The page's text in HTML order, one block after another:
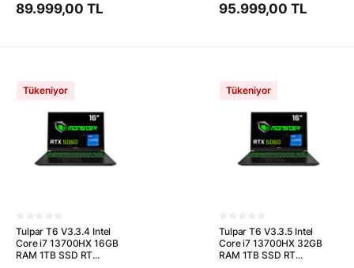
89.999,00 TL 95.999,00 TL
Tükeniyor
Tulpar T6 V3.3.4 Intel
Core i7 13700HX 16GB
RAM 1TB SSD RT...
Tükeniyor
Tulpar T6 V3.3.5 Intel
Core i7 13700HX 32GB
RAM 1TB SSD RT...